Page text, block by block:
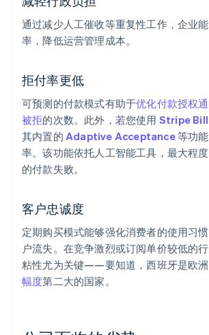
通过减少人工催收等重复性工作，企业
率，降低运营管理成本。
拒付率更低
可预测的付款模式有助于优化付款授权
被拒的次数。此外，若您使用 Stripe
其内置的 Adaptive Acceptance等功
率。该功能依托人工智能工具，最大程
的付款失败。
客户忠诚度
定期购买模式能够强化消费者的使用习
户流失。在竞争激烈或订阅单价较低的
粘性尤为关键——要知道，西班牙是欧洲
幅度第二大的国家。